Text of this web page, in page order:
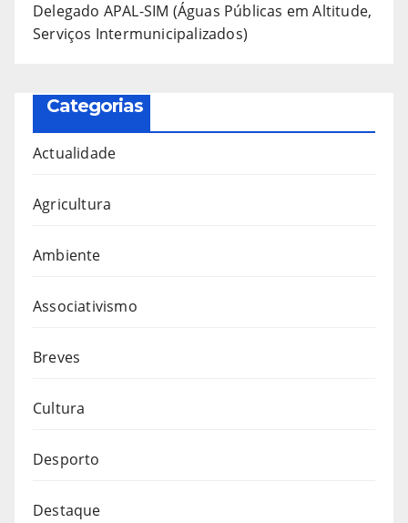
Delegado APAL-SIM (Águas Públicas em Altitude,
Serviços Intermunicipalizados)
Categorias
Actualidade
Agricultura
Ambiente
Associativismo
Breves
Cultura
Desporto
Destaque